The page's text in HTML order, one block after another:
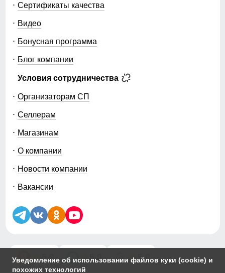
Уведомление об использовании файлов куки (cookie) и
похожих технологий
Сертификаты качества
Видео
Бонусная программа
Блог компании
Условия сотрудничества
Организаторам СП
Селлерам
Магазинам
О компании
Новости компании
Вакансии
5.0 5.0 5.0